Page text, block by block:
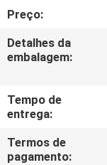
MAPA
DO
SITE
PRIVACY
Preço:
Detalhes da
embalagem:
Tempo de
entrega:
Termos de
pagamento: